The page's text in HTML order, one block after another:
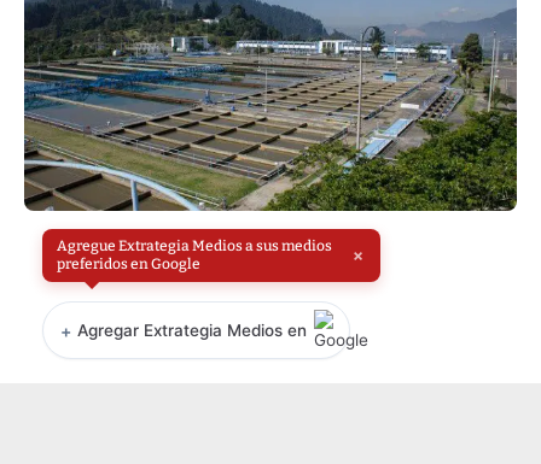
Agregue Extrategia Medios a sus medios
preferidos en Google
×
+ Agregar Extrategia Medios en